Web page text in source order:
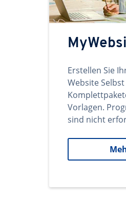
Erstellen Sie
Website
Vorlagen.
sind nicht